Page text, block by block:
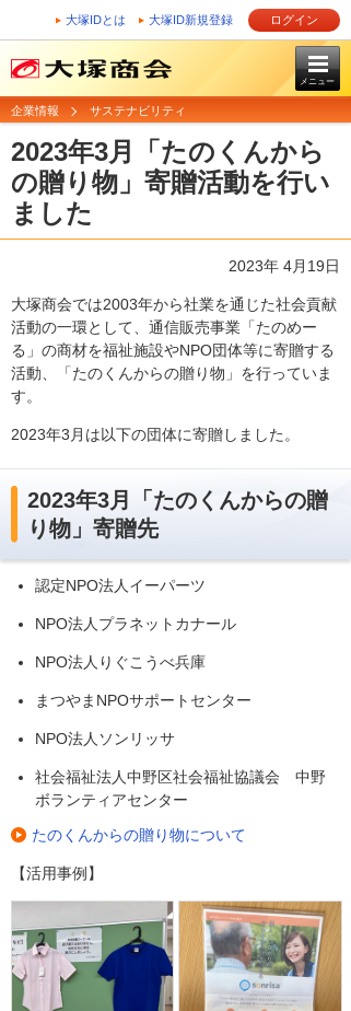
大塚IDとは 大塚ID新規登録 ログイン
メニュー
企業情報 サステナビリティ
2023年3月「たのくんから
の贈り物」寄贈活動を行い
ました
2023年 4月19日
大塚商会では2003年から社業を通じた社会貢献
活動の一環として、通信販売事業「たのめー
る」の商材を福祉施設やNPO団体等に寄贈する
活動、「たのくんからの贈り物」を行っていま
す。
2023年3月は以下の団体に寄贈しました。
2023年3月「たのくんからの贈
り物」寄贈先
認定NPO法人イーパーツ
NPO法人プラネットカナール
NPO法人りぐこうべ兵庫
まつやまNPOサポートセンター
NPO法人ソンリッサ
社会福祉法人中野区社会福祉協議会 中野
ボランティアセンター
たのくんからの贈り物について
【活用事例】